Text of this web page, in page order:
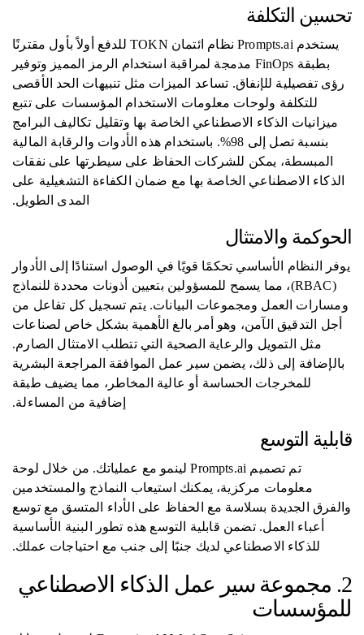
تحسين التكلفة
يستخدم Prompts.ai نظام ائتمان TOKN للدفع أولاً بأول مقترنًا
بطبقة FinOps مدمجة لمراقبة استخدام الرمز المميز وتوفير
رؤى تفصيلية للإنفاق. تساعد الميزات مثل تنبيهات الحد الأقصى
للتكلفة ولوحات معلومات الاستخدام المؤسسات على تتبع
ميزانيات الذكاء الاصطناعي الخاصة بها وتقليل تكاليف البرامج
بنسبة تصل إلى 98%. باستخدام هذه الأدوات والرقابة المالية
المبسطة، يمكن للشركات الحفاظ على سيطرتها على نفقات
الذكاء الاصطناعي الخاصة بها مع ضمان الكفاءة التشغيلية على
المدى الطويل.
الحوكمة والامتثال
يوفر النظام الأساسي تحكمًا قويًا في الوصول استنادًا إلى الأدوار
(RBAC)، مما يسمح للمسؤولين بتعيين أذونات محددة للنماذج
ومسارات العمل ومجموعات البيانات. يتم تسجيل كل تفاعل من
أجل التدقيق الآمن، وهو أمر بالغ الأهمية بشكل خاص لصناعات
مثل التمويل والرعاية الصحية التي تتطلب الامتثال الصارم.
بالإضافة إلى ذلك، يضمن سير عمل الموافقة المراجعة البشرية
للمخرجات الحساسة أو عالية المخاطر، مما يضيف طبقة
إضافية من المساءلة.
قابلية التوسع
تم تصميم Prompts.ai لينمو مع عملياتك. من خلال لوحة
معلومات مركزية، يمكنك استيعاب النماذج والمستخدمين
والفرق الجديدة بسلاسة مع الحفاظ على الأداء المتسق مع توسع
أعباء العمل. تضمن قابلية التوسع هذه تطور البنية الأساسية
للذكاء الاصطناعي لديك جنبًا إلى جنب مع احتياجات عملك.
2. مجموعة سير عمل الذكاء الاصطناعي
للمؤسسات